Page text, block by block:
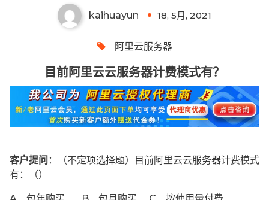
kaihuayun 18, 5月, 2021
阿里云服务器
目前阿里云云服务器计费模式有？
客户提问 ：（不定项选择题）目前阿里云云服务器计费模式
有：（）